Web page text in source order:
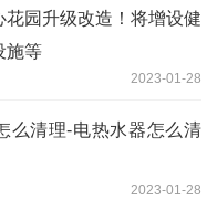
花园升级改造！将增设健
施等
2023-01-28
么清理-电热水器怎么清
2023-01-28